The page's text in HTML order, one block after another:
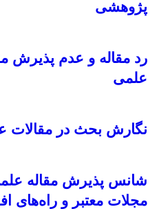
پژوهشی
رد مقاله و عدم پذیرش
علمی
نگارش بحث در مقالات
شانس پذیرش مقاله
مجلات معتبر و راه‌های